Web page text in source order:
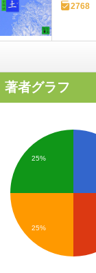
2768
著者グラフ
25%
25%